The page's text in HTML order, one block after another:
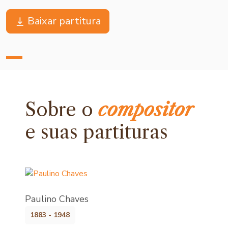
Baixar partitura
Sobre ocompositor
e suas partituras
Paulino Chaves
1883 - 1948